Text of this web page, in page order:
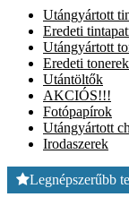
Utángyártott
Eredeti
Utángyártott
Eredeti tonerek
Utántöltők
AKCIÓS!!!
Fotópapírok
Utángyártott
Irodaszerek
Legnépszerűbb